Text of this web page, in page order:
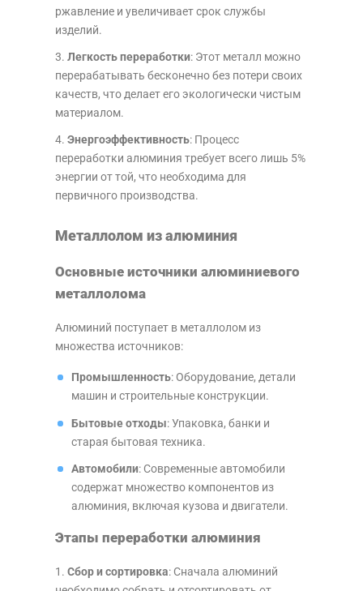
ржавление и увеличивает срок службы
изделий.
Легкость переработки: Этот металл можно
перерабатывать бесконечно без потери своих
качеств, что делает его экологически чистым
материалом.
Энергоэффективность: Процесс
переработки алюминия требует всего лишь 5%
энергии от той, что необходима для
первичного производства.
Металлолом из алюминия
Основные источники алюминиевого
металлолома
Алюминий поступает в металлолом из
множества источников:
Промышленность: Оборудование, детали
машин и строительные конструкции.
Бытовые отходы: Упаковка, банки и
старая бытовая техника.
Автомобили: Современные автомобили
содержат множество компонентов из
алюминия, включая кузова и двигатели.
Этапы переработки алюминия
Сбор и сортировка: Сначала алюминий